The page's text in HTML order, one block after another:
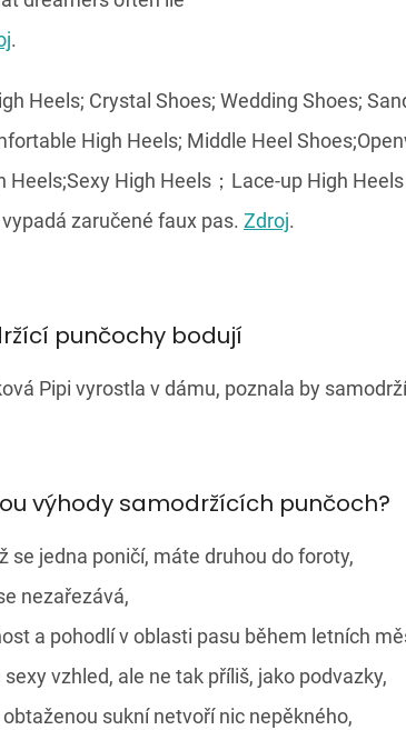
.
zaručené faux pas. Zdroj.
punčochy bodují
Pipi vyrostla v dámu, poznala by
výhody samodržících punčoch?
se jedna poničí, máte druhou do foroty,
nezařezává,
a pohodlí v oblasti pasu během letních
sexy vzhled, ale ne tak příliš, jako podvazky,
obtaženou sukní netvoří nic nepěkného,